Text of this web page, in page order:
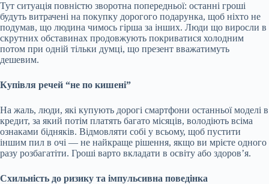
Тут ситуація повністю зворотна попередньої: останні гроші
будуть витрачені на покупку дорогого подарунка, щоб ніхто не
подумав, що людина чимось гірша за інших. Люди що виросли в
скрутних обставинах продовжують покриватися холодним
потом при одній тільки думці, що презент вважатимуть
дешевим.
Купівля речей “не по кишені”
На жаль, люди, які купують дорогі смартфони останньої моделі в
кредит, за який потім платять багато місяців, володіють всіма
ознаками бідняків. Відмовляти собі у всьому, щоб пустити
іншим пил в очі — не найкраще рішення, якщо ви мрієте одного
разу розбагатіти. Гроші варто вкладати в освіту або здоров’я.
Схильність до ризику та імпульсивна поведінка